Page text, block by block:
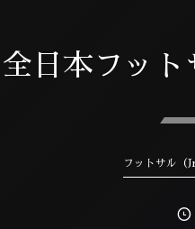
日本フッ
フットサル（Jr